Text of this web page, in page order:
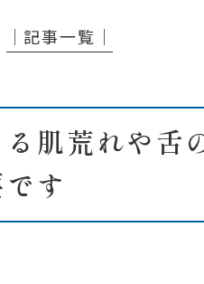
│記事一覧│
肌荒れや舌
す